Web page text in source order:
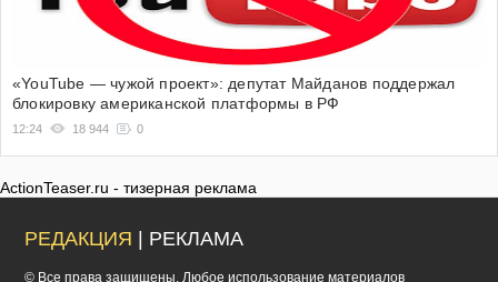
«YouTube — чужой проект»: депутат Майданов поддержал
блокировку американской платформы в РФ
12:24 18 944 0
ActionTeaser.ru - тизерная реклама
РЕДАКЦИЯ | РЕКЛАМА
© Все права защищены. Любое использование материалов